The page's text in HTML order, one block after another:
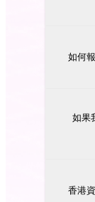
如何
如果
香港